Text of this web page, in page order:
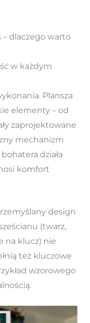
– dlaczego warto
w każdym
Plansza
elementy – od
zaprojektowane
mechanizm
działa
komfort
design
(twarz,
na klucz) nie
też kluczowe
wzorowego